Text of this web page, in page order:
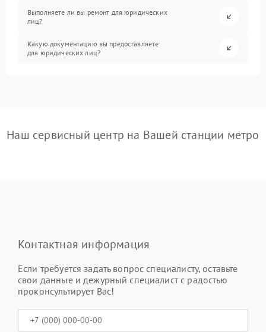
Выполняете ли вы ремонт для юридических
лиц?
Какую документацию вы предоставляете
для юридических лиц?
Наш сервисный центр на Вашей станции метро
Контактная информация
Если требуется задать вопрос специалисту, оставьте
свои данные и дежурный специалист с радостью
проконсультирует Вас!